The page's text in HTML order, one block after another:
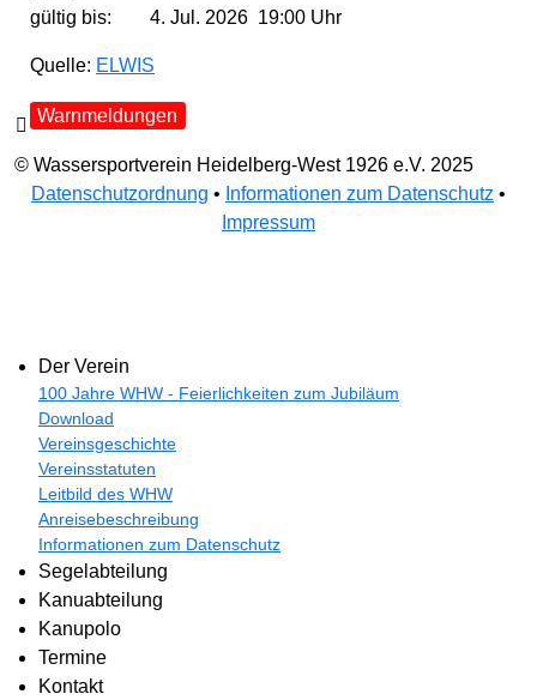
gültig bis: 4. Jul. 2026 19:00 Uhr
Quelle: ELWIS
 Warnmeldungen
© Wassersportverein Heidelberg-West 1926 e.V. 2025
Datenschutzordnung • Informationen zum Datenschutz •
Impressum
Der Verein
100 Jahre WHW - Feierlichkeiten zum Jubiläum
Download
Vereinsgeschichte
Vereinsstatuten
Leitbild des WHW
Anreisebeschreibung
Informationen zum Datenschutz
Segelabteilung
Kanuabteilung
Kanupolo
Termine
Kontakt